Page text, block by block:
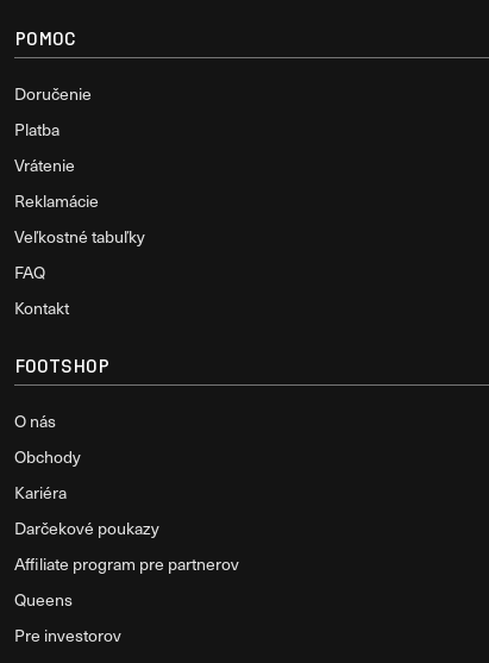
POMOC
Doručenie
Platba
Vrátenie
Reklamácie
Veľkostné tabuľky
FAQ
Kontakt
FOOTSHOP
O nás
Obchody
Kariéra
Darčekové poukazy
Affiliate program pre partnerov
Queens
Pre investorov